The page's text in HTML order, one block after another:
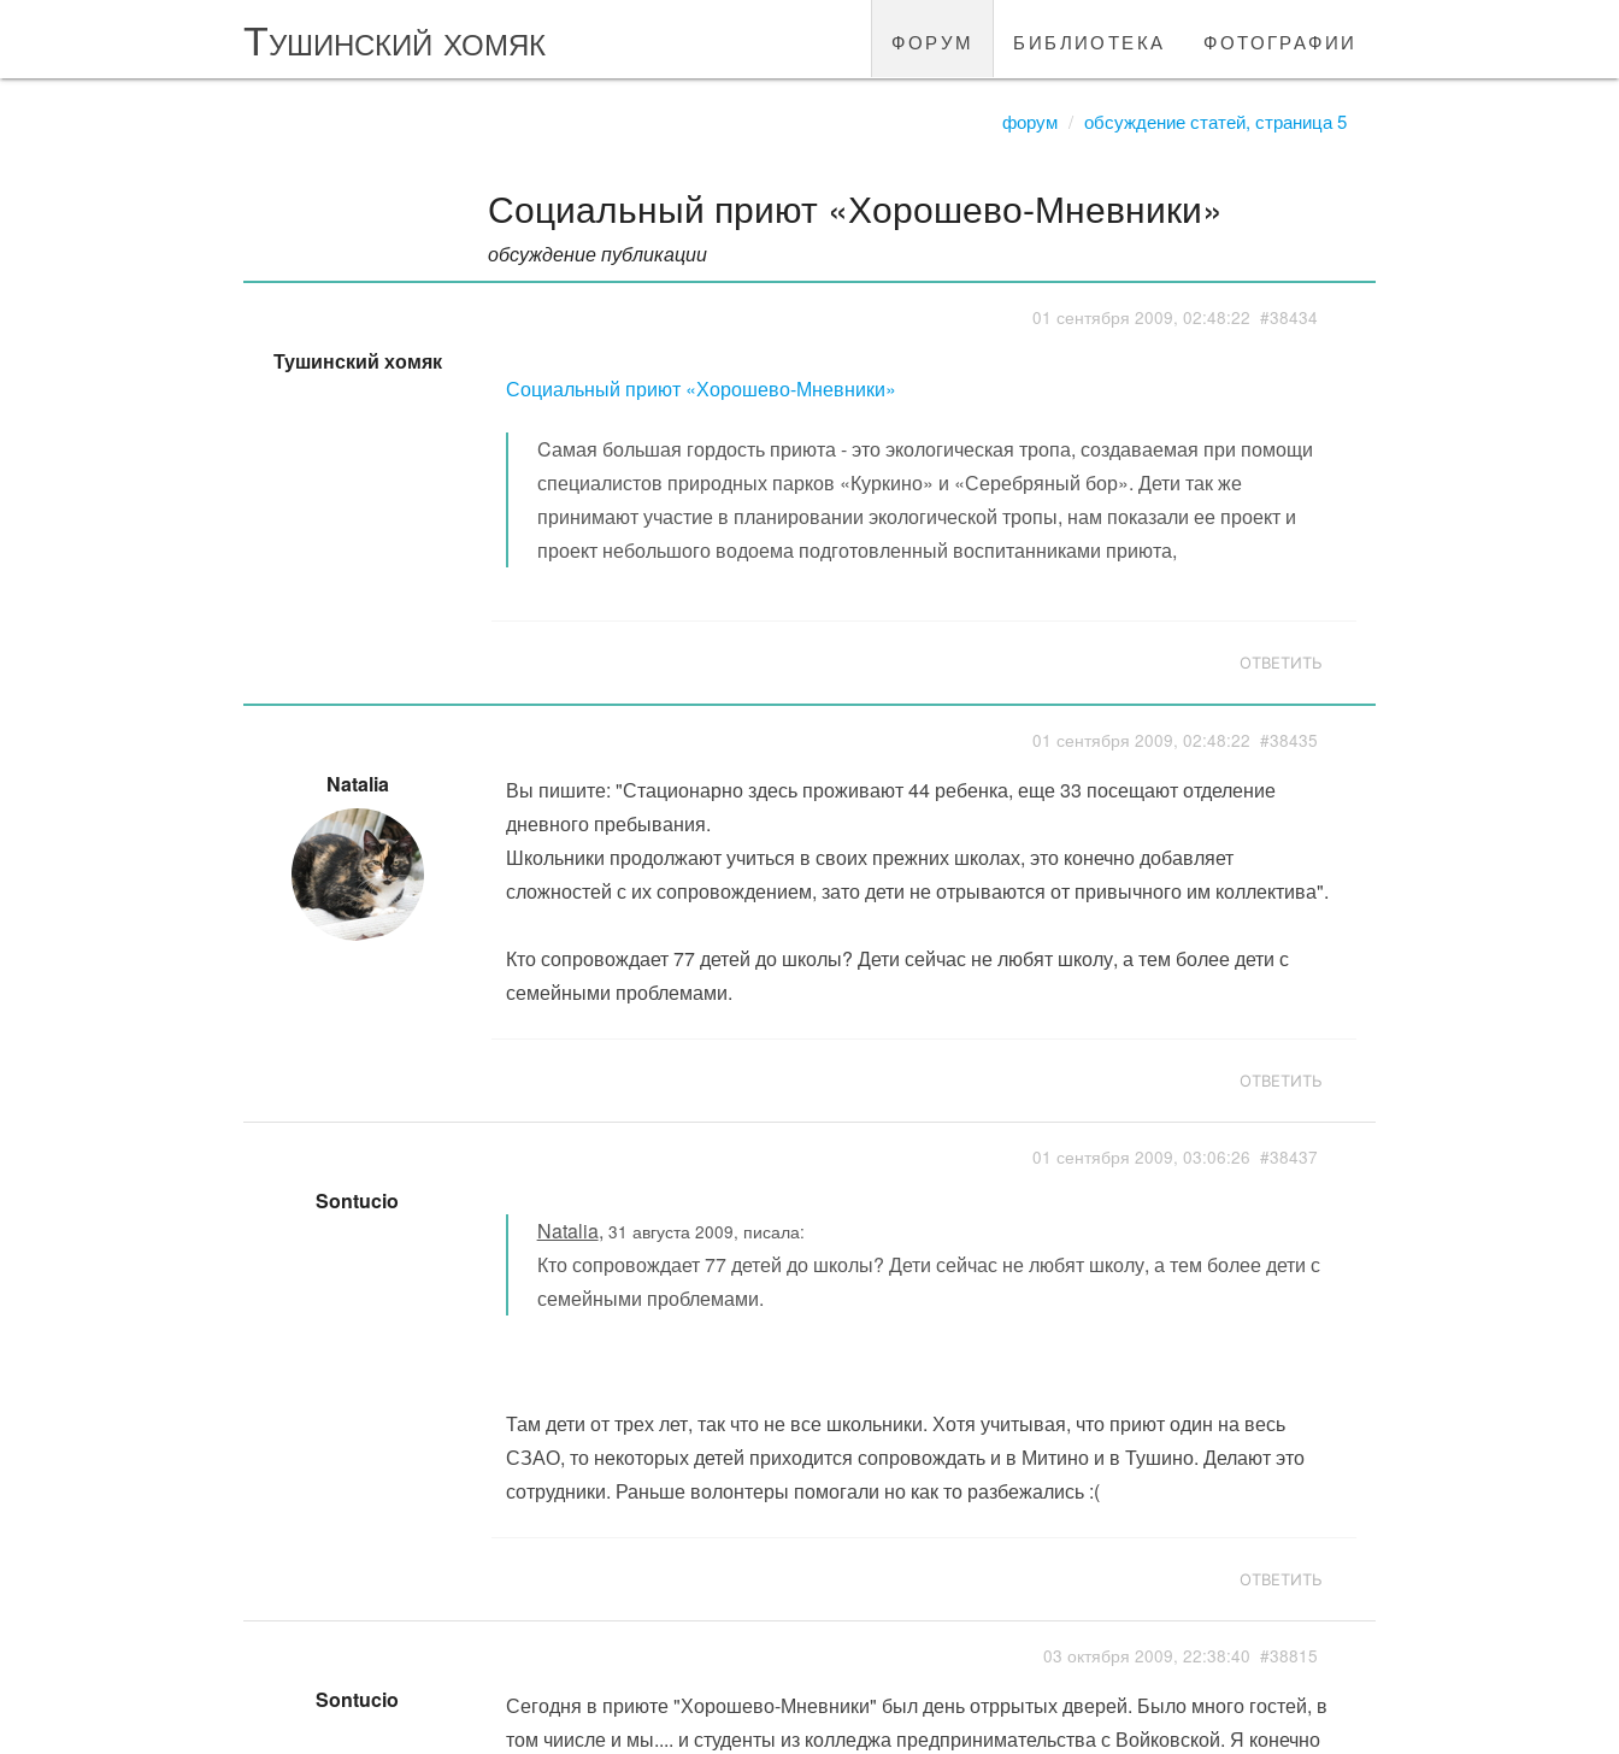
Тушинский хомяк форум библиотека фотографии
форум обсуждение статей, страница 5
Социальный приют «Хорошево-Мневники»
обсуждение публикации
Тушинский хомяк
01 сентября 2009, 02:48:22 #38434
Социальный приют «Хорошево-Мневники»
Cамая большая гордость приюта - это экологическая тропа, создаваемая при помощи
специалистов природных парков «Куркино» и «Серебряный бор». Дети так же
принимают участие в планировании экологической тропы, нам показали ее проект и
проект небольшого водоема подготовленный воспитанниками приюта,
ОТВЕТИТЬ
Natalia
01 сентября 2009, 02:48:22 #38435
Вы пишите: "Стационарно здесь проживают 44 ребенка, еще 33 посещают отделение
дневного пребывания.
Школьники продолжают учиться в своих прежних школах, это конечно добавляет
сложностей с их сопровождением, зато дети не отрываются от привычного им коллектива".
Кто сопровождает 77 детей до школы? Дети сейчас не любят школу, а тем более дети с
семейными проблемами.
ОТВЕТИТЬ
Sontucio
01 сентября 2009, 03:06:26 #38437
Natalia, 31 августа 2009, писала:
Кто сопровождает 77 детей до школы? Дети сейчас не любят школу, а тем более дети с
семейными проблемами.
Там дети от трех лет, так что не все школьники. Хотя учитывая, что приют один на весь
СЗАО, то некоторых детей приходится сопровождать и в Митино и в Тушино. Делают это
сотрудники. Раньше волонтеры помогали но как то разбежались :(
ОТВЕТИТЬ
Sontucio
03 октября 2009, 22:38:40 #38815
Сегодня в приюте "Хорошево-Мневники" был день отррытых дверей. Было много гостей, в
том чиисле и мы.... и студенты из колледжа предпринимательства с Войковской. Я конечно